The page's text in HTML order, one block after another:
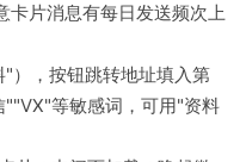
片消息有每日发送频次上
），按钮跳转地址填入第
等敏感词，可用"资料